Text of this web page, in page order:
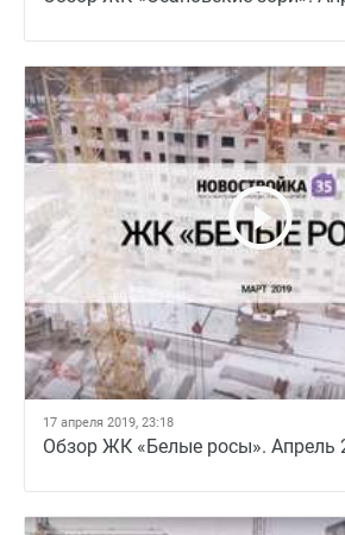
17 апреля 2019, 23:18
Обзор ЖК «Белые росы». Апрель